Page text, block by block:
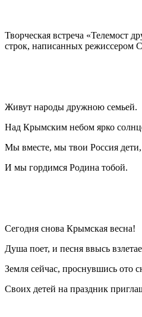
Творческая встреча «Телемост
строк, написанных режиссером
Живут народы дружною семьей.
Над Крымским небом ярко
Мы вместе, мы твои Россия дети,
И мы гордимся Родина тобой.
Сегодня снова Крымская весна!
Душа поет, и песня ввысь
Земля сейчас, проснувшись ото
Своих детей на праздник